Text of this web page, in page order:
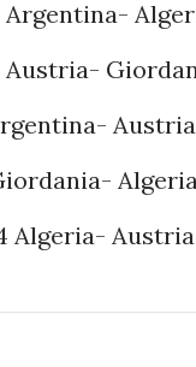
Argentina-
Austria-
Austria
Algeria
Algeria-